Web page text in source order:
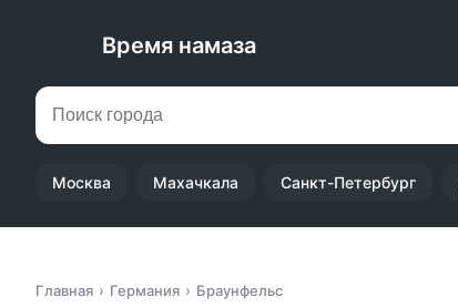
Время намаза
Москва Махачкала Санкт-Петербург
Главная Германия Браунфельс